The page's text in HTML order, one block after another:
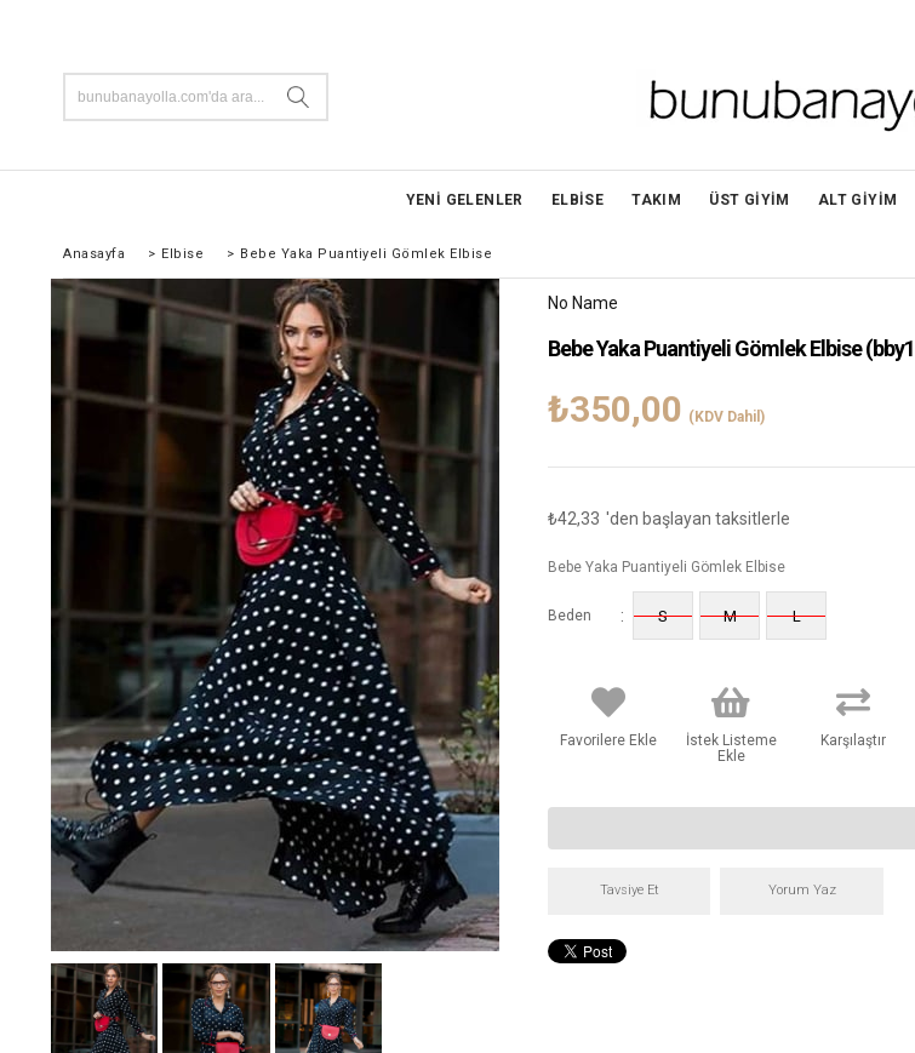
YENİ GELENLER ELBİSE TAKIM ÜST GİYİM ALT GİYİM
Anasayfa > Elbise > Bebe Yaka Puantiyeli Gömlek Elbise
No Name
Bebe Yaka Puantiyeli Gömlek Elbise
₺350,00 (KDV Dahil)
₺42,33 'den başlayan taksitlerle
Bebe Yaka Puantiyeli Gömlek Elbise
Beden : S M L
Favorilere Ekle
İstek Listeme
Ekle
Karşılaştır
Tavsiye Et Yorum Yaz